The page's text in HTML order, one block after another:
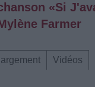
«Si
Farmer
Vidéos